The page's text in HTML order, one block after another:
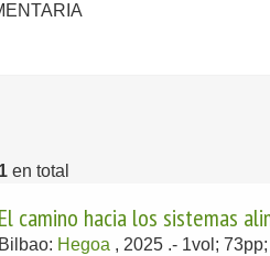
en total
El camino hacia los sistemas
Bilbao: Hegoa , 2025 .- 1vol;